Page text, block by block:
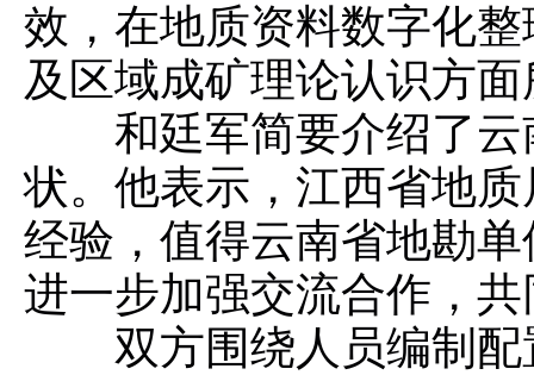
效，在地质资料数字化
及区域成矿理论认识方
和廷军简要介绍了云
状。他表示，江西省地
经验，值得云南省地勘
进一步加强交流合作，
双方围绕人员编制配